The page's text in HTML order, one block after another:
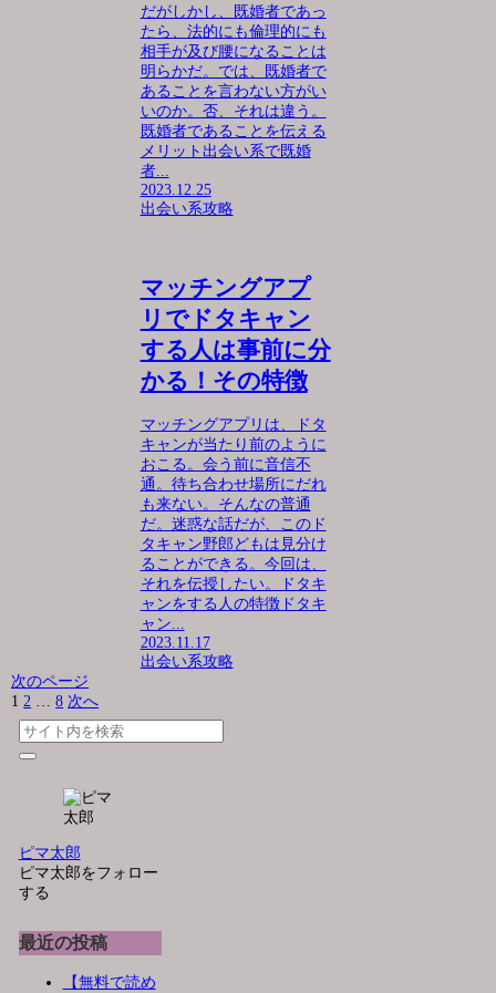
だがしかし、既婚者であっ
たら、法的にも倫理的にも
相手が及び腰になることは
明らかだ。では、既婚者で
あることを言わない方がい
いのか。否、それは違う。
既婚者であることを伝える
メリット出会い系で既婚
者...
2023.12.25
出会い系攻略
マッチングアプ
リでドタキャン
する人は事前に分
かる！その特徴
マッチングアプリは、ドタ
キャンが当たり前のように
おこる。会う前に音信不
通。待ち合わせ場所にだれ
も来ない。そんなの普通
だ。迷惑な話だが、このド
タキャン野郎どもは見分け
ることができる。今回は、
それを伝授したい。ドタキ
ャンをする人の特徴ドタキ
ャン...
2023.11.17
出会い系攻略
次のページ
1 2 … 8 次へ
ピマ太郎
ピマ太郎をフォロー
する
最近の投稿
【無料で読め